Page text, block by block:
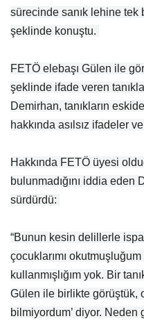
sürecinde sanık lehine tek
şeklinde konuştu.
FETÖ elebaşı Gülen ile
şeklinde ifade veren
Demirhan, tanıkların
hakkında asılsız ifadeler
Hakkında FETÖ üyesi
bulunmadığını iddia eden
sürdürdü:
“Bunun kesin delillerle
çocuklarımı
kullanmışlığım yok. Bir
Gülen ile birlikte görüştük,
bilmiyordum’ diyor.